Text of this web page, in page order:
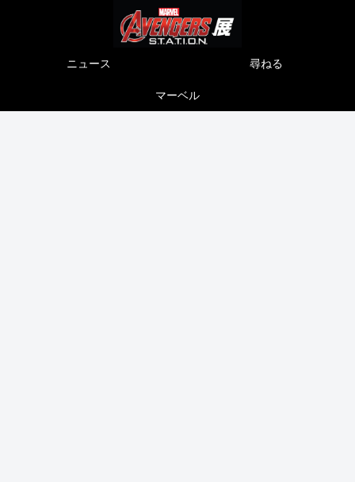
ニュース 尋ねる
マーベル